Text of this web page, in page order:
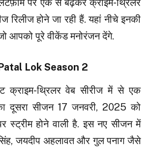
पर एक से बढ़कर क्राइम-थ्रिलर
रिलीज होने जा रही हैं. यहां नीचे इनकी
आपको पूरे वीकेंड मनोरंजन देंगे.
Lok Season 2
क्राइम-थ्रिलर वेब सीरीज में से एक
दूसरा सीजन 17 जनवरी, 2025 को
स्ट्रीम होने वाली है. इस नए सीजन में
जयदीप अहलावत और गुल पनाग जैसे